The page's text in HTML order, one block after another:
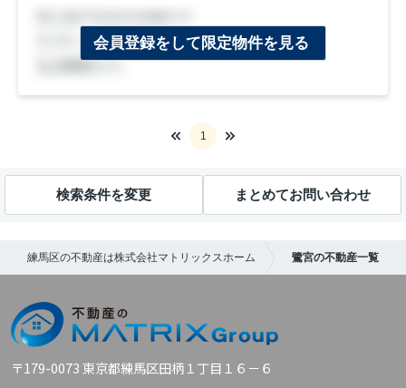
会員登録をして限定物件を見る
1
検索条件を変更 まとめてお問い合わせ
練馬区の不動産は株式会社マトリックスホーム 鷺宮の不動産一覧
〒179-0073 東京都練馬区田柄１丁目１６－６